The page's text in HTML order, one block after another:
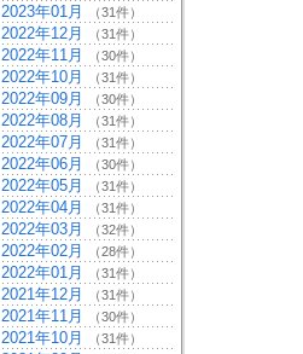
2023年01月 （31件）
2022年12月 （31件）
2022年11月 （30件）
2022年10月 （31件）
2022年09月 （30件）
2022年08月 （31件）
2022年07月 （31件）
2022年06月 （30件）
2022年05月 （31件）
2022年04月 （31件）
2022年03月 （32件）
2022年02月 （28件）
2022年01月 （31件）
2021年12月 （31件）
2021年11月 （30件）
2021年10月 （31件）